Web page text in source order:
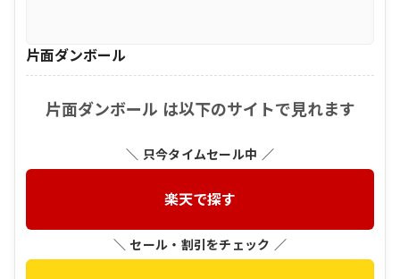
片面ダンボール
片面ダンボール は以下のサイトで見れます
＼ 只今タイムセール中 ／
楽天で探す
＼ セール・割引をチェック ／